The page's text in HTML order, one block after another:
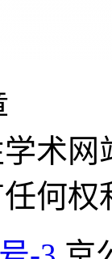
术
何权